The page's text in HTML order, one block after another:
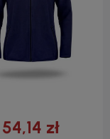
54,14 zł